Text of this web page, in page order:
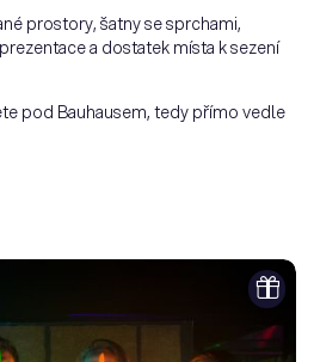
prostory, šatny se sprchami,
a dostatek místa k sezení
pod Bauhausem, tedy přímo vedle